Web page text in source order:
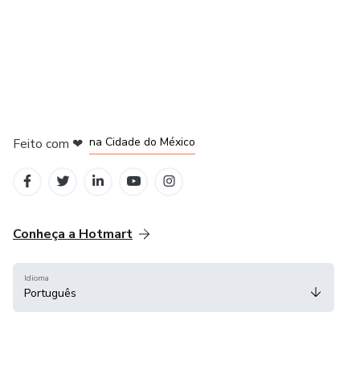
Feito com ❤ na Cidade do México
Conheça a Hotmart
Idioma
Português